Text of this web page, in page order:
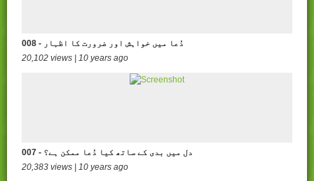
008 - دُعا میں خواہش اور ضرورت کا اظہار
20,102 views | 10 years ago
007 - دل میں بدی کے ساتھ کیا دُعا ممکن ہے؟
20,383 views | 10 years ago